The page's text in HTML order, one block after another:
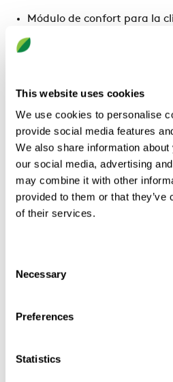
This website uses cookies
We use cookies to personalise
provide social media features
We also share information
our social media, advertising
may combine it with other
provided to them or that
of their services.
Selection
Necessary
Preferences
Statistics
Módulo de confort para la
función de la demanda,
plataforma de control WISE
Producto completo con
controlar el caudal de aire
Eficiencia energética, dado
ventila, calienta y refrigera
función de la carga térmica,
Máximo confort posible,
por producto o estancia